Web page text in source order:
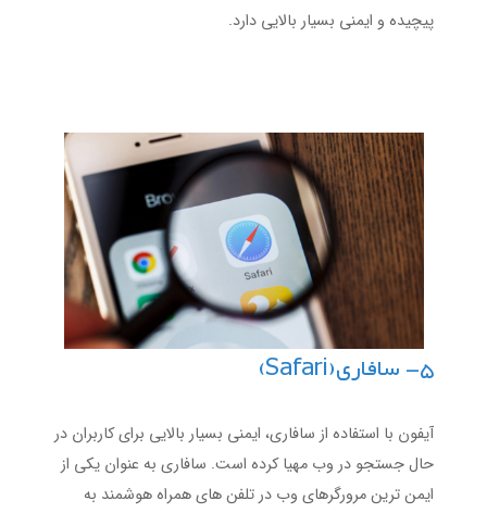
پیچیده و ایمنی بسیار بالایی دارد.
5- سافاری(Safari)
آیفون با استفاده از سافاری، ایمنی بسیار بالایی برای کاربران در
حال جستجو در وب مهیا کرده است. سافاری به عنوان یکی از
ایمن ترین مرورگرهای وب در تلفن های همراه هوشمند به